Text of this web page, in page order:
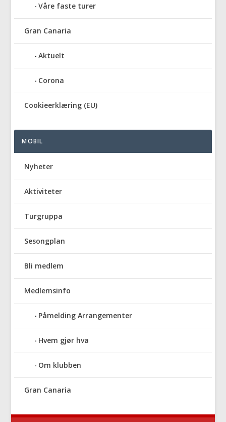
Våre faste turer
Gran Canaria
Aktuelt
Corona
Cookieerklæring (EU)
MOBIL
Nyheter
Aktiviteter
Turgruppa
Sesongplan
Bli medlem
Medlemsinfo
Påmelding Arrangementer
Hvem gjør hva
Om klubben
Gran Canaria